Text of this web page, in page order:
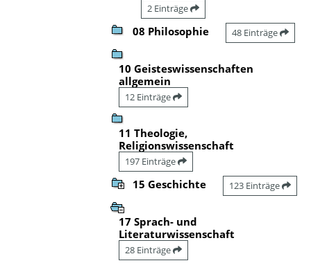
2 Einträge
08 Philosophie 48 Einträge
10 Geisteswissenschaften
allgemein
12 Einträge
11 Theologie,
Religionswissenschaft
197 Einträge
15 Geschichte 123 Einträge
17 Sprach- und
Literaturwissenschaft
28 Einträge